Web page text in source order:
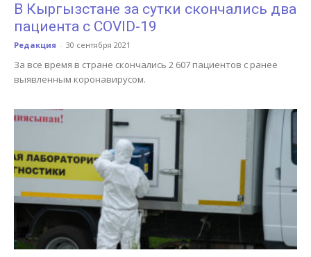
В Кыргызстане за сутки скончались два
пациента с COVID-19
Редакция - 30 сентября 2021
За все время в стране скончались 2 607 пациентов с ранее
выявленным коронавирусом.